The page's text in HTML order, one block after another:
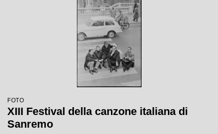
FOTO
XIII Festival della canzone italiana di
Sanremo